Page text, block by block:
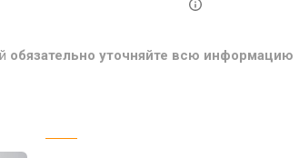
обязательно уточняйте всю информацию